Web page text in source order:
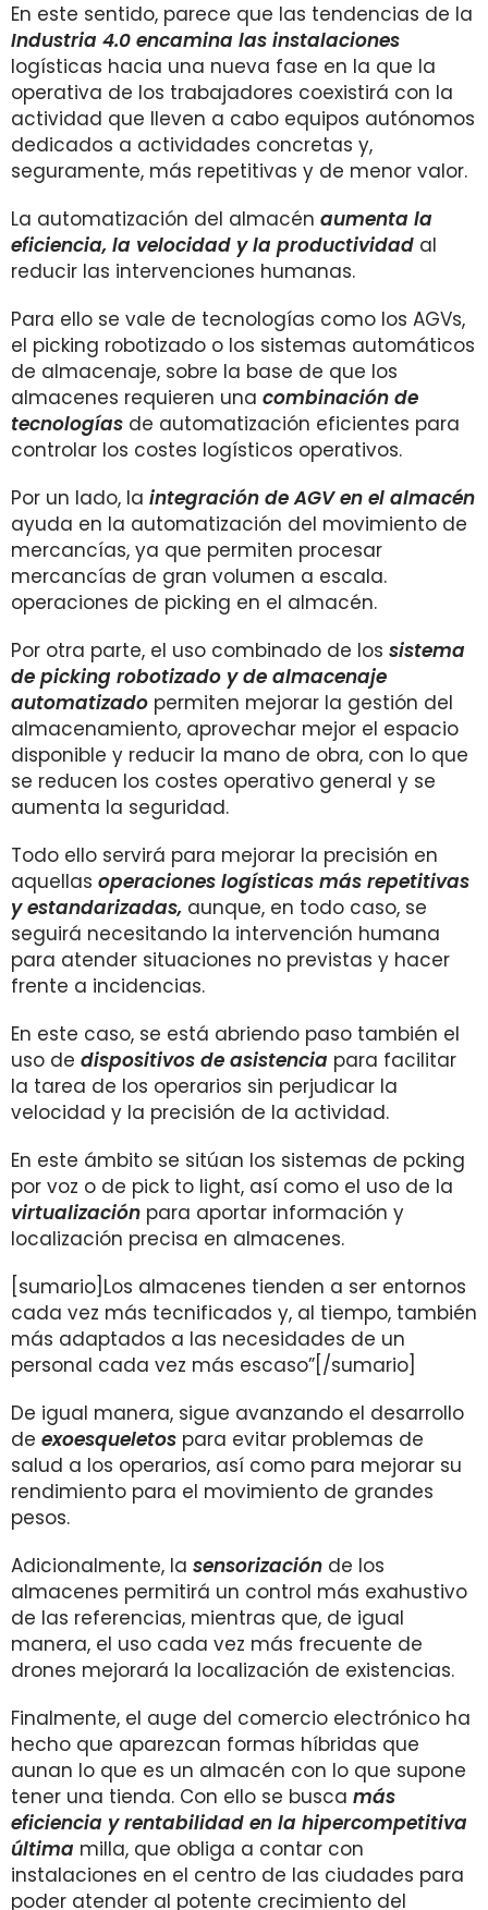
En este sentido, parece que las tendencias de la
Industria 4.0 encamina las instalaciones
logísticas hacia una nueva fase en la que la
operativa de los trabajadores coexistirá con la
actividad que lleven a cabo equipos autónomos
dedicados a actividades concretas y,
seguramente, más repetitivas y de menor valor.
La automatización del almacén aumenta la
eficiencia, la velocidad y la productividad al
reducir las intervenciones humanas.
Para ello se vale de tecnologías como los AGVs,
el picking robotizado o los sistemas automáticos
de almacenaje, sobre la base de que los
almacenes requieren una combinación de
tecnologías de automatización eficientes para
controlar los costes logísticos operativos.
Por un lado, la integración de AGV en el almacén
ayuda en la automatización del movimiento de
mercancías, ya que permiten procesar
mercancías de gran volumen a escala.
operaciones de picking en el almacén.
Por otra parte, el uso combinado de los sistema
de picking robotizado y de almacenaje
automatizado permiten mejorar la gestión del
almacenamiento, aprovechar mejor el espacio
disponible y reducir la mano de obra, con lo que
se reducen los costes operativo general y se
aumenta la seguridad.
Todo ello servirá para mejorar la precisión en
aquellas operaciones logísticas más repetitivas
y estandarizadas, aunque, en todo caso, se
seguirá necesitando la intervención humana
para atender situaciones no previstas y hacer
frente a incidencias.
En este caso, se está abriendo paso también el
uso de dispositivos de asistencia para facilitar
la tarea de los operarios sin perjudicar la
velocidad y la precisión de la actividad.
En este ámbito se sitúan los sistemas de pcking
por voz o de pick to light, así como el uso de la
virtualización para aportar información y
localización precisa en almacenes.
[sumario]Los almacenes tienden a ser entornos
cada vez más tecnificados y, al tiempo, también
más adaptados a las necesidades de un
personal cada vez más escaso”[/sumario]
De igual manera, sigue avanzando el desarrollo
de exoesqueletos para evitar problemas de
salud a los operarios, así como para mejorar su
rendimiento para el movimiento de grandes
pesos.
Adicionalmente, la sensorización de los
almacenes permitirá un control más exahustivo
de las referencias, mientras que, de igual
manera, el uso cada vez más frecuente de
drones mejorará la localización de existencias.
Finalmente, el auge del comercio electrónico ha
hecho que aparezcan formas híbridas que
aunan lo que es un almacén con lo que supone
tener una tienda. Con ello se busca más
eficiencia y rentabilidad en la hipercompetitiva
última milla, que obliga a contar con
instalaciones en el centro de las ciudades para
poder atender al potente crecimiento del